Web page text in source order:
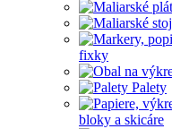
fixky
Palety
bloky a skicáre